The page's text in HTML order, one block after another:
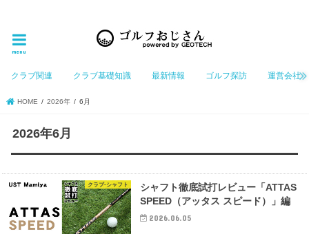
menu
クラブ関連 クラブ基礎知識 最新情報 ゴルフ探訪 運営会社
HOME 2026年 6月
2026年6月
クラブ-シャフト
シャフト徹底試打レビュー「ATTAS
SPEED（アッタス スピード）」編
2026.06.05